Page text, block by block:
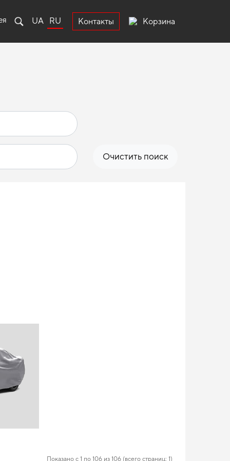
UA RU Контакты Корзина
Очистить поиск
Показано с 1 по 106 из 106 (всего страниц: 1)